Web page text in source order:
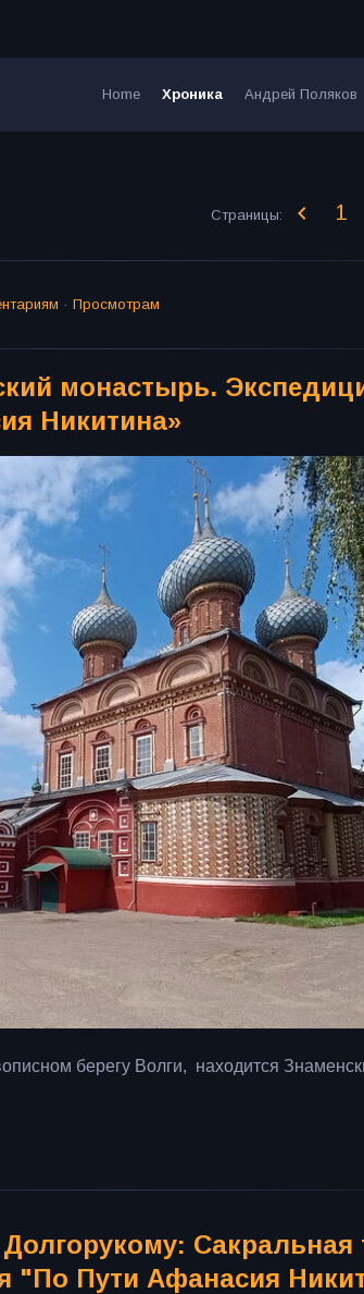
Home Хроника Андрей Поляков
Страницы: 1
· Просмотрам
монастырь.
Никитина»
берегу Волги, находится
Сакральная
"По Пути Афанасия